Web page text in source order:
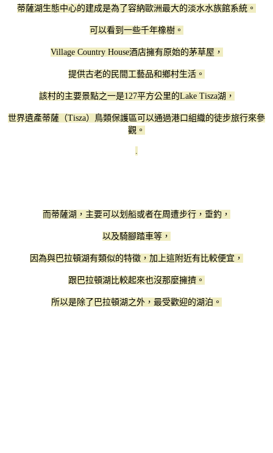
蒂薩湖生態中心的建成是為了容納歐洲最大的淡水水族館系統。
可以看到一些千年橡樹。
Village Country House酒店擁有原始的茅草屋，
提供古老的民間工藝品和鄉村生活。
該村的主要景點之一是127平方公里的Lake Tisza湖，
世界遺產蒂薩（Tisza）鳥類保護區可以通過港口組織的徒步旅行來參
觀。
而蒂薩湖，主要可以划船或者在周遭步行，垂釣，
以及騎腳踏車等，
因為與巴拉頓湖有類似的特徵，加上這附近有比較便宜，
跟巴拉頓湖比較起來也沒那麼擁擠。
所以是除了巴拉頓湖之外，最受歡迎的湖泊。